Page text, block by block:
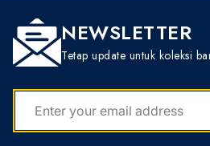
NEWSLETTER
Tetap update untuk koleksi